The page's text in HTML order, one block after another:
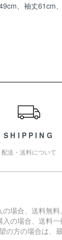
、袖丈61cm
SHIPPING
配送・送料について
場合、送料無料。
の場合、送料一
の方の場合は、